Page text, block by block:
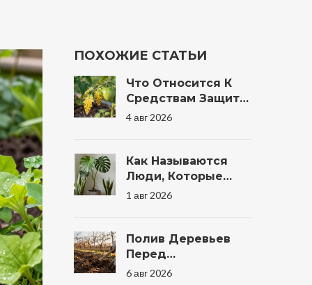
ПОХОЖИЕ СТАТЬИ
Что Относится К
Средствам Защиты
Растений: Полный
Сада
4 авг 2026
Как Называются
Люди, Которые
Любят Растения:
1 авг 2026
Полив Деревьев
Перед
Заморозками:
6 авг 2026